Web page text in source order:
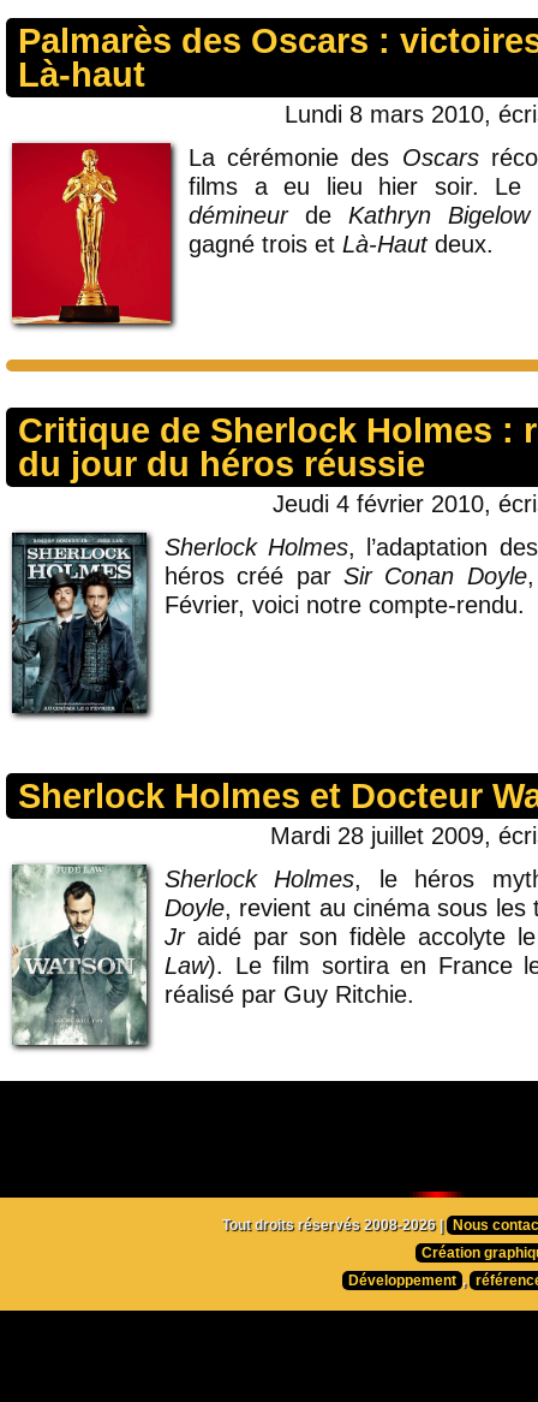
Palmarès des Oscars :
Là-haut
Lundi 8 mars 2010,
La cérémonie des Oscars
films a eu lieu hier soir. Le
démineurde Kathryn Bigelow
gagné trois et Là-Hautdeux.
Critique de Sherlock Holmes :
du jour du héros réussie
Jeudi 4 février 2010,
Sherlock Holmes, l’adaptation
héros créé parSir Conan Doyle
Février, voici notre compte-rendu.
Sherlock Holmes et Docteur
Mardi 28 juillet 2009,
Sherlock Holmes, le héros
Doyle, revient au cinéma sous
Jraidé par son fidèle accolyte
Law). Le film sortira en France
réalisé par Guy Ritchie.
Tout droits réservés 2008-2026 |
Nous
Création
Développement ,